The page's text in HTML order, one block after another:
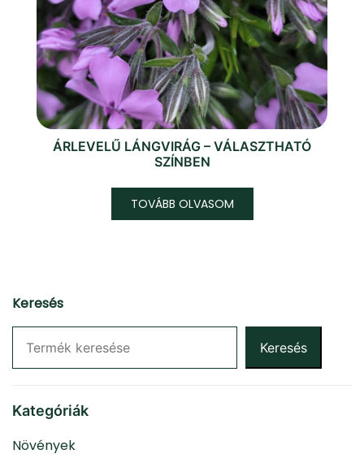
ÁRLEVELŰ LÁNGVIRÁG – VÁLASZTHATÓ
SZÍNBEN
TOVÁBB OLVASOM
Keresés
Keresés
Kategóriák
Növények